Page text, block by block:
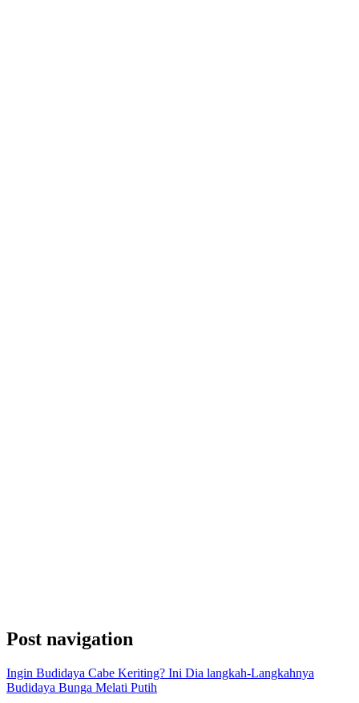
Post navigation
Ingin Budidaya Cabe Keriting? Ini Dia langkah-Langkahnya
Budidaya Bunga Melati Putih